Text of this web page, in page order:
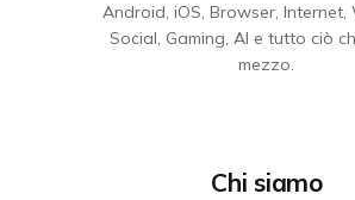
Android, iOS, Browser, Internet,
Social, Gaming, AI e tutto ciò
mezzo.
Chi siamo